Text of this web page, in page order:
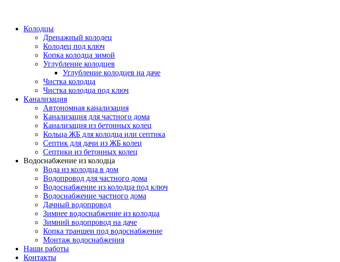
Колодцы
Дренажный колодец
Колодец под ключ
Копка колодца зимой
Углубление колодцев
Углубление колодцев на даче
Чистка колодца
Чистка колодца под ключ
Канализация
Автономная канализация
Канализация для частного дома
Канализация из бетонных колец
Кольца ЖБ для колодца или септика
Септик для дачи из ЖБ колец
Септики из бетонных колец
Водоснабжение из колодца
Вода из колодца в дом
Водопровод для частного дома
Водоснабжение из колодца под ключ
Водоснабжение частного дома
Дачный водопровод
Зимнее водоснабжение из колодца
Зимний водопровод на даче
Копка траншеи под водоснабжение
Монтаж водоснабжения
Наши работы
Контакты